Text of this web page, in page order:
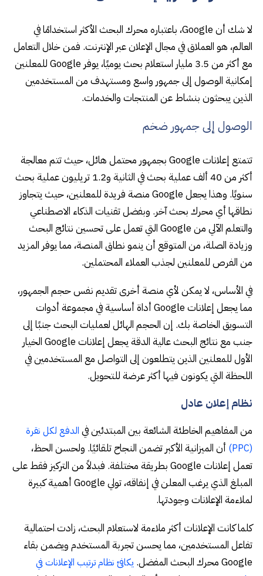
لا شك أن Google، باعتباره محرك البحث الأكثر استخدامًا في
العالم، هو العملاق في مجال الإعلان عبر الإنترنت. فمن خلال التعامل
مع أكثر من 3.5 مليار استعلام بحث يوميًا، يوفر Google للمعلنين
إمكانية الوصول إلى جمهور واسع ومستهدف من المستخدمين
الذين يبحثون بنشاط عن المنتجات والخدمات.
الوصول إلى جمهور ضخم
تتمتع إعلانات Google بجمهور محتمل هائل، حيث تتم معالجة
أكثر من 40 ألف عملية بحث في الثانية و1.2 تريليون عملية بحث
سنويًا. وهذا يجعل Google منصة فريدة للمعلنين، حيث يتجاوز
نطاقها أي محرك بحث آخر. وبفضل تقنيات الذكاء الاصطناعي
والتعلم الآلي من Google التي تعمل على تحسين نتائج البحث
وزيادة الصلة، من المتوقع أن ينمو نطاق المنصة، مما يوفر المزيد
من الفرص للمعلنين لجذب العملاء المحتملين.
في الأساس، لا يمكن لأي منصة أخرى تقديم نفس حجم الجمهور،
مما يجعل إعلانات Google أداة أساسية في مجموعة أدوات
التسويق الخاصة بك. إن الحجم الهائل لعمليات البحث جنبًا إلى
جنب مع نتائج البحث عالية الدقة يجعل إعلانات Google الخيار
الأول للمعلنين الذين يتطلعون إلى التواصل مع المستخدمين في
اللحظة التي يكونون فيها أكثر عرضة للتحويل.
نظام إعلان عادل
من المفاهيم الخاطئة الشائعة بين المبتدئين في الدفع لكل نقرة
(PPC)
أن الميزانية الأكبر تضمن النجاح تلقائيًا. ولحسن الحظ،
تعمل إعلانات Google بطريقة مختلفة. فبدلاً من التركيز فقط على
المبلغ الذي يرغب المعلن في إنفاقه، تولي Google أهمية كبيرة
لملاءمة الإعلانات وجودتها.
كلما كانت الإعلانات أكثر ملاءمة لاستعلام البحث، زادت احتمالية
تفاعل المستخدمين، مما يحسن تجربة المستخدم ويضمن بقاء
Google محرك البحث المفضل.
يكافئ نظام ترتيب الإعلانات في